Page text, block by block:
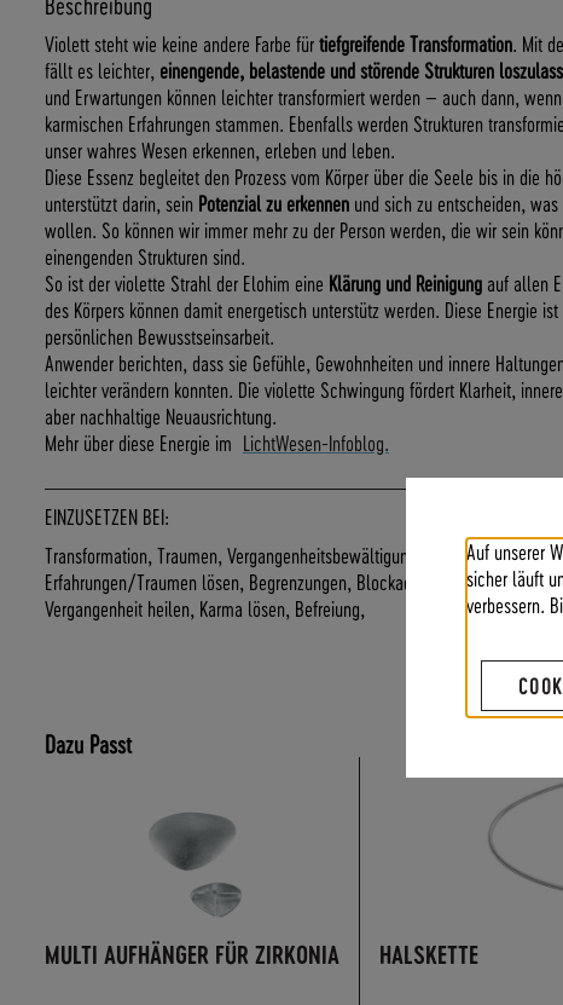
Auf unserer
sicher läuft
verbessern.
Bildergalerie
springen
Violett steht wie keine andere Farbe fürtiefgreifende Transformation. Mit
fällt es leichter, einengende, belastende und störende Strukturen
und Erwartungen können leichter transformiert werden – auch dann,
karmischen Erfahrungen stammen. Ebenfalls werden Strukturen
unser wahres Wesen erkennen, erleben und leben.
Diese Essenz begleitet den Prozess vom Körper über die Seele bis in die
unterstützt darin, sein Potenzial zu erkennen und sich zu entscheiden,
wollen. So können wir immer mehr zu der Person werden, die wir sein
einengenden Strukturen sind.
So ist der violette Strahl der Elohim eine Klärung und Reinigung auf allen
des Körpers können damit energetisch unterstütz werden. Diese Energie
persönlichen Bewusstseinsarbeit.
Anwender berichten, dass sie Gefühle, Gewohnheiten und innere
leichter verändern konnten. Die violette Schwingung fördert Klarheit,
aber nachhaltige Neuausrichtung.
Mehr über diese Energie im LichtWesen-Infoblog.
EINZUSETZEN BEI:
Transformation, Traumen, Vergangenheitsbewältigung, Tiefenreinigung,
Erfahrungen/Traumen lösen, Begrenzungen, Blockaden, belastet sein
Vergangenheit heilen, Karma lösen, Befreiung,
Dazu Passt
MULTI AUFHÄNGER FÜR ZIRKONIA HALSKETTE